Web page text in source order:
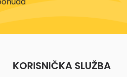
KORISNIČKA SLUŽBA